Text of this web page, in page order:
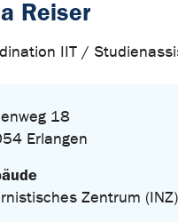
Reiser
IIT /
18
Erlangen
Zentrum (INZ)